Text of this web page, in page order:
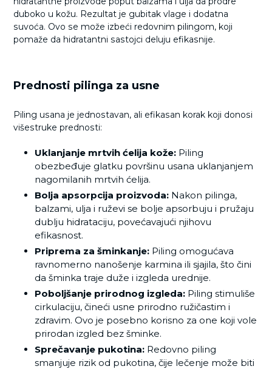
duboko u kožu. Rezultat je gubitak vlage i dodatna
suvoća. Ovo se može izbeći redovnim pilingom, koji
pomaže da hidratantni sastojci deluju efikasnije.
Prednosti pilinga za usne
Piling usana je jednostavan, ali efikasan korak koji donosi
višestruke prednosti:
Uklanjanje mrtvih ćelija kože: Piling
obezbeđuje glatku površinu usana uklanjanjem
nagomilanih mrtvih ćelija.
Bolja apsorpcija proizvoda: Nakon pilinga,
balzami, ulja i ruževi se bolje apsorbuju i pružaju
dublju hidrataciju, povećavajući njihovu
efikasnost.
Priprema za šminkanje: Piling omogućava
ravnomerno nanošenje karmina ili sjajila, što čini
da šminka traje duže i izgleda urednije.
Poboljšanje prirodnog izgleda: Piling stimuliše
cirkulaciju, čineći usne prirodno ružičastim i
zdravim. Ovo je posebno korisno za one koji vole
prirodan izgled bez šminke.
Sprečavanje pukotina: Redovno piling
smanjuje rizik od pukotina, čije lečenje može biti